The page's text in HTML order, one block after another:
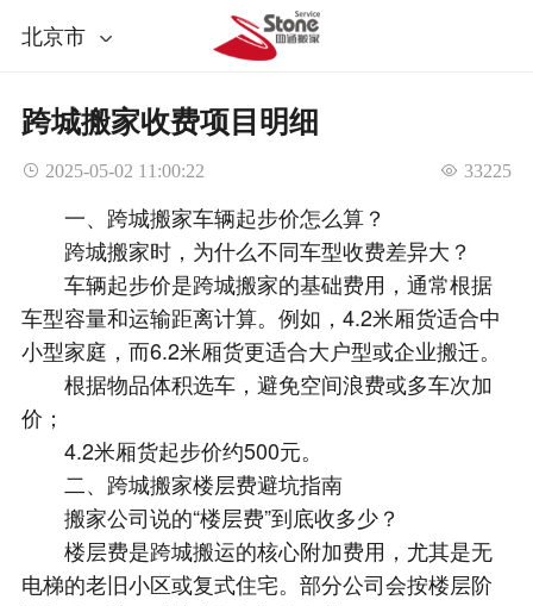
北京市
跨城搬家收费项目明细
 2025-05-02 11:00:22  33225
一、跨城搬家车辆起步价怎么算？
跨城搬家时，为什么不同车型收费差异大？
车辆起步价是跨城搬家的基础费用，通常根据
车型容量和运输距离计算。例如，4.2米厢货适合中
小型家庭，而6.2米厢货更适合大户型或企业搬迁。
根据物品体积选车，避免空间浪费或多车次加
价；
4.2米厢货起步价约500元。
二、跨城搬家楼层费避坑指南
搬家公司说的“楼层费”到底收多少？
楼层费是跨城搬运的核心附加费用，尤其是无
电梯的老旧小区或复式住宅。部分公司会按楼层阶